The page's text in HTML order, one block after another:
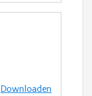
Downloaden